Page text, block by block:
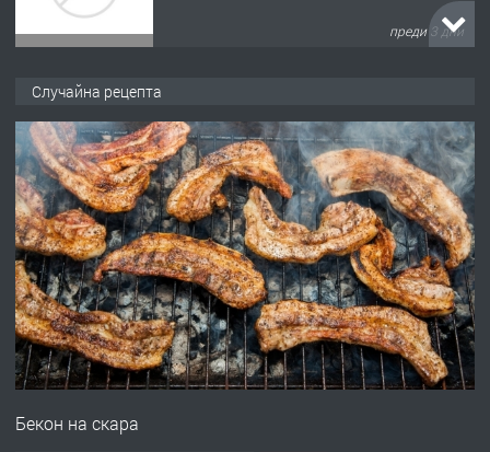
преди 3 дни
градската градина!
преди 3 дни
ПРЕДЛАГА
ПРОСТОРЕН ТРИСТАЕН
АПАРТАМЕНТ В НОВА СГРАДА КВ.
КУБА
преди 4 дни
ПРЕДЛАГА
Продавам парцел в гр. Хасково кв.
Случайна рецепта
Бекон на скара